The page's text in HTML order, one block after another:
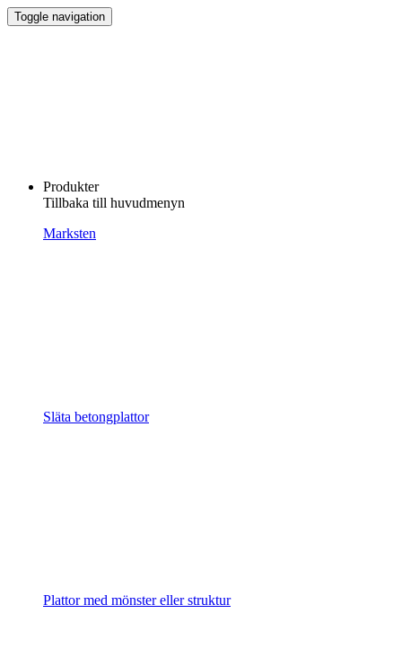
Toggle navigation
Produkter
Tillbaka till huvudmenyn
Marksten
Släta betongplattor
Plattor med mönster eller struktur